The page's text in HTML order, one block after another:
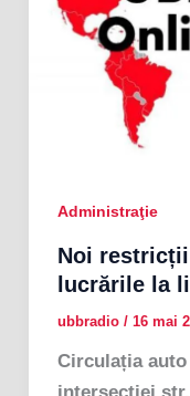
Administraţie
Noi
lucrările la
ubbradio / 16 mai
Circulația